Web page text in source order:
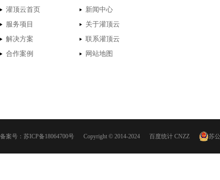
灌顶云首页
新闻中心
服务项目
关于灌顶云
解决方案
联系灌顶云
合作案例
网站地图
备案号： 苏ICP备18064700号 Copyright © 2014-2024 百度统计 CNZZ 苏